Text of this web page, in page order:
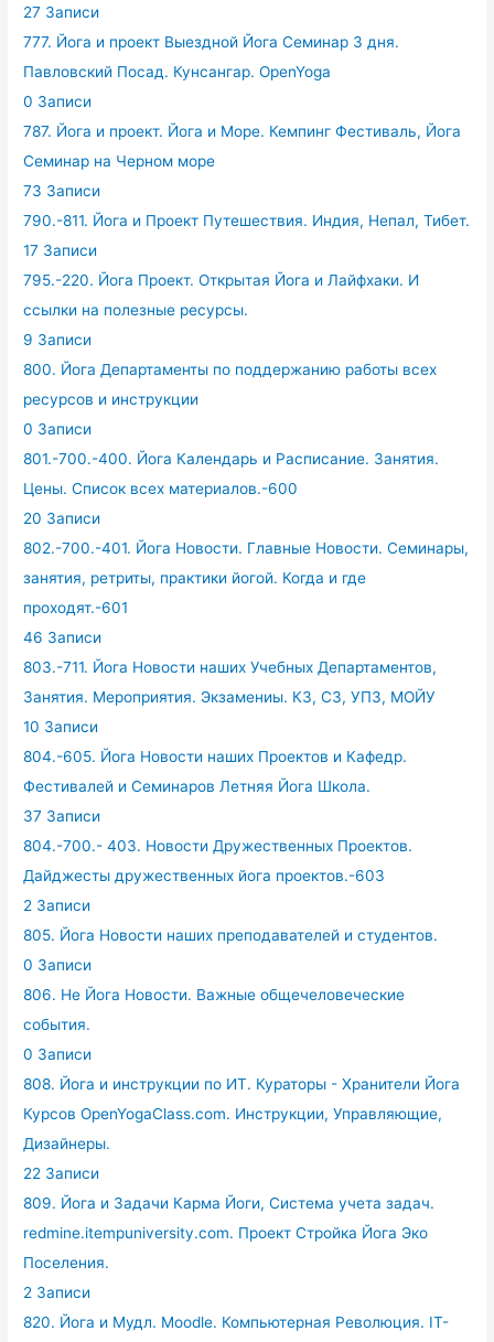
27 Записи
777. Йога и проект Выездной Йога Семинар 3 дня.
Павловский Посад. Кунсангар. OpenYoga
0 Записи
787. Йога и проект. Йога и Море. Кемпинг Фестиваль, Йога
Семинар на Черном море
73 Записи
790.-811. Йога и Проект Путешествия. Индия, Непал, Тибет.
17 Записи
795.-220. Йога Проект. Открытая Йога и Лайфхаки. И
ссылки на полезные ресурсы.
9 Записи
800. Йога Департаменты по поддержанию работы всех
ресурсов и инструкции
0 Записи
801.-700.-400. Йога Календарь и Расписание. Занятия.
Цены. Список всех материалов.-600
20 Записи
802.-700.-401. Йога Новости. Главные Новости. Семинары,
занятия, ретриты, практики йогой. Когда и где
проходят.-601
46 Записи
803.-711. Йога Новости наших Учебных Департаментов,
Занятия. Мероприятия. Экзамениы. КЗ, СЗ, УПЗ, МОЙУ
10 Записи
804.-605. Йога Новости наших Проектов и Кафедр.
Фестивалей и Семинаров Летняя Йога Школа.
37 Записи
804.-700.- 403. Новости Дружественных Проектов.
Дайджесты дружественных йога проектов.-603
2 Записи
805. Йога Новости наших преподавателей и студентов.
0 Записи
806. Не Йога Новости. Важные общечеловеческие
события.
0 Записи
808. Йога и инструкции по ИТ. Кураторы - Хранители Йога
Курсов OpenYogaClass.com. Инструкции, Управляющие,
Дизайнеры.
22 Записи
809. Йога и Задачи Карма Йоги, Система учета задач.
redmine.itempuniversity.com. Проект Стройка Йога Эко
Поселения.
2 Записи
820. Йога и Мудл. Moodle. Компьютерная Революция. IT-